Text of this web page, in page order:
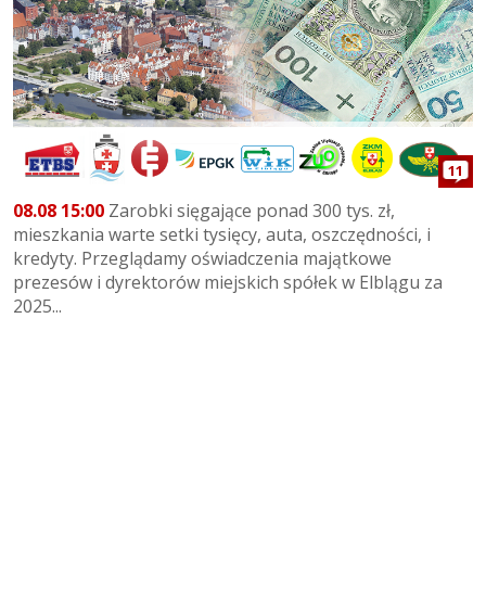
11
08.08 15:00 Zarobki sięgające ponad 300 tys. zł,
mieszkania warte setki tysięcy, auta, oszczędności, i
kredyty. Przeglądamy oświadczenia majątkowe
prezesów i dyrektorów miejskich spółek w Elblągu za
2025...